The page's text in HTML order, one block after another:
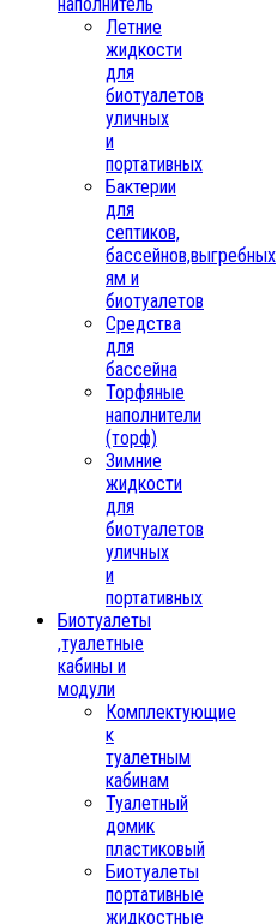
Летние
жидкости
для
биотуалетов
уличных
и
портативных
Бактерии
для
септиков,
бассейнов,выгребных
ям и
биотуалетов
Средства
для
бассейна
Торфяные
наполнители
(торф)
Зимние
жидкости
для
биотуалетов
уличных
и
портативных
Биотуалеты
,туалетные
кабины и
модули
Комплектующие
к
туалетным
кабинам
Туалетный
домик
пластиковый
Биотуалеты
портативные
жидкостные